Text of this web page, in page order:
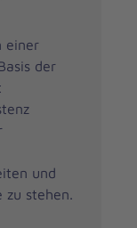
einer
der
und
zu stehen.